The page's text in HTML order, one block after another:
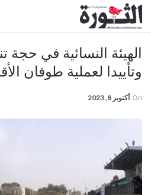
الهيئة النسائية في
وتأييدا لعملية طوفان
On أكتوبر 8, 2023